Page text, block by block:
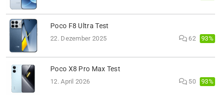
Poco F8 Ultra Test
22. Dezember 2025 62 93%
Poco X8 Pro Max Test
12. April 2026 50 93%